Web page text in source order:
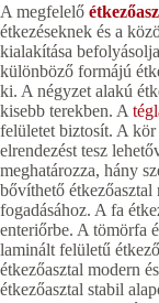
A megfelelő
étkezéseknek és a
kialakítása
különböző formájú
ki. A négyzet alakú
kisebb terekben. A
felületet biztosít. A
elrendezést tesz
meghatározza, hány
bővíthető étkezőasztal
fogadásához. A fa
enteriőrbe. A tömörfa
laminált felületű
étkezőasztal modern
étkezőasztal stabil